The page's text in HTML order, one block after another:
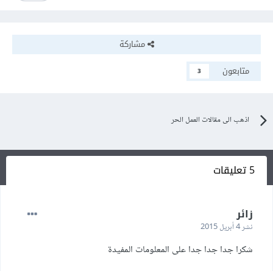
مشاركة
متابعون
3
اذهب الى مقالات العمل الحر
5 تعليقات
زائر
نشر4 أبريل 2015
شكرا جدا جدا جدا على المعلومات المفيدة